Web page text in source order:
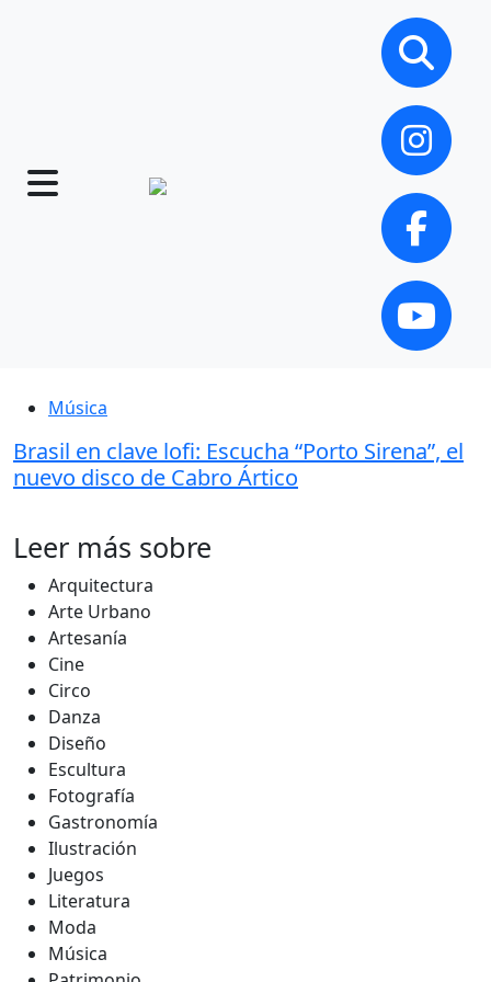
Música
Brasil en clave lofi: Escucha “Porto Sirena”, el
nuevo disco de Cabro Ártico
Leer más sobre
Arquitectura
Arte Urbano
Artesanía
Cine
Circo
Danza
Diseño
Escultura
Fotografía
Gastronomía
Ilustración
Juegos
Literatura
Moda
Música